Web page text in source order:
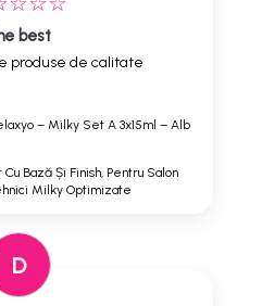
best
produse de calitate
– Milky Set A 3x15ml – Alb
Bază Și Finish, Pentru Salon
Milky Optimizate
D